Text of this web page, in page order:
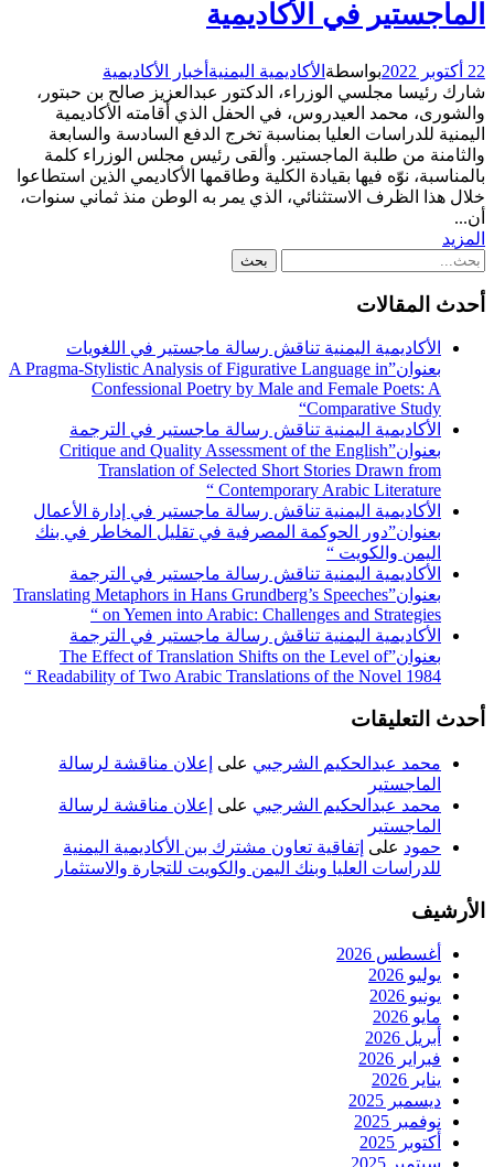
الماجستير في الأكاديمية
22 أكتوبر 2022 بواسطة الأكاديمية اليمنية أخبار الأكاديمية
شارك رئيسا مجلسي الوزراء، الدكتور عبدالعزيز صالح بن حبتور،
والشورى، محمد العيدروس، في الحفل الذي أقامته الأكاديمية
اليمنية للدراسات العليا بمناسبة تخرج الدفع السادسة والسابعة
والثامنة من طلبة الماجستير. وألقى رئيس مجلس الوزراء كلمة
بالمناسبة، نوّه فيها بقيادة الكلية وطاقمها الأكاديمي الذين استطاعوا
خلال هذا الظرف الاستثنائي، الذي يمر به الوطن منذ ثماني سنوات،
أن...
المزيد
أحدث المقالات
الأكاديمية اليمنية تناقش رسالة ماجستير في اللغويات
بعنوان”A Pragma-Stylistic Analysis of Figurative Language in
Confessional Poetry by Male and Female Poets: A
Comparative Study“
الأكاديمية اليمنية تناقش رسالة ماجستير في الترجمة
بعنوان”Critique and Quality Assessment of the English
Translation of Selected Short Stories Drawn from
Contemporary Arabic Literature “
الأكاديمية اليمنية تناقش رسالة ماجستير في إدارة الأعمال
بعنوان”دور الحوكمة المصرفية في تقليل المخاطر في بنك
اليمن والكويت “
الأكاديمية اليمنية تناقش رسالة ماجستير في الترجمة
بعنوان”Translating Metaphors in Hans Grundberg’s Speeches
on Yemen into Arabic: Challenges and Strategies “
الأكاديمية اليمنية تناقش رسالة ماجستير في الترجمة
بعنوان”The Effect of Translation Shifts on the Level of
Readability of Two Arabic Translations of the Novel 1984 “
أحدث التعليقات
محمد عبدالحكيم الشرجبي على
إعلان مناقشة لرسالة
الماجستير
محمد عبدالحكيم الشرجبي على
إعلان مناقشة لرسالة
الماجستير
حمود على إتفاقية تعاون مشترك بين الأكاديمية اليمنية
للدراسات العليا وبنك اليمن والكويت للتجارة والاستثمار
الأرشيف
أغسطس 2026
يوليو 2026
يونيو 2026
مايو 2026
أبريل 2026
فبراير 2026
يناير 2026
ديسمبر 2025
نوفمبر 2025
أكتوبر 2025